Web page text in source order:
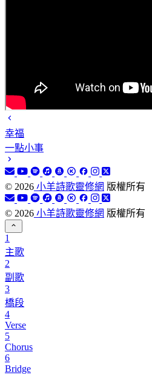
幸福
一點小事
© 2026 小羊詩歌靈修網 版權所有
© 2026 小羊詩歌靈修網 版權所有
1
主歌
2
副歌
3
橋段
4
Verse
5
Chorus
6
Bridge